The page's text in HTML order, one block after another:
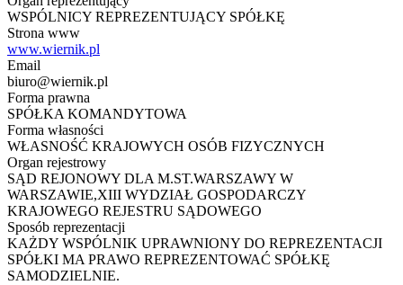
WSPÓLNICY REPREZENTUJĄCY SPÓŁKĘ
Strona www
www.wiernik.pl
Email
biuro@wiernik.pl
Forma prawna
SPÓŁKA KOMANDYTOWA
Forma własności
WŁASNOŚĆ KRAJOWYCH OSÓB FIZYCZNYCH
Organ rejestrowy
SĄD REJONOWY DLA M.ST.WARSZAWY W
WARSZAWIE,XIII WYDZIAŁ GOSPODARCZY
KRAJOWEGO REJESTRU SĄDOWEGO
Sposób reprezentacji
KAŻDY WSPÓLNIK UPRAWNIONY DO REPREZENTACJI
SPÓŁKI MA PRAWO REPREZENTOWAĆ SPÓŁKĘ
SAMODZIELNIE.